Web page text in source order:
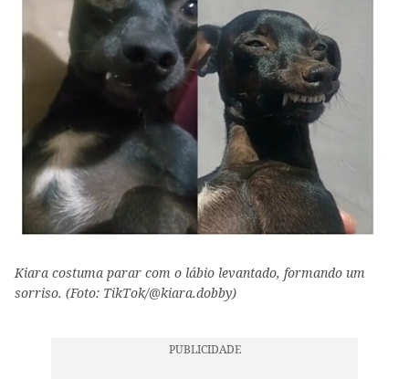
Kiara costuma parar com o lábio levantado, formando um
sorriso. (Foto: TikTok/@kiara.dobby)